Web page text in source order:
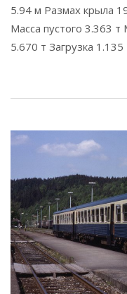
5.94 м Размах крыла
Масса пустого 3.363 т
5.670 т Загрузка